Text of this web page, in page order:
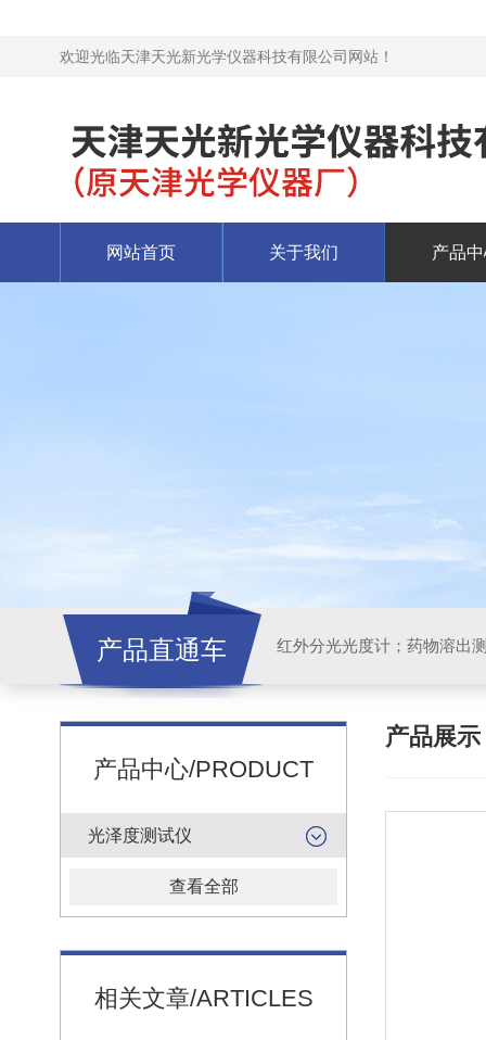
欢迎光临天津天光新光学仪器科技有限公司网站！
网站首页 关于我们 产品
产品直通车 红外分光光度计；药物溶出
产品中心/PRODUCT
光泽度测试仪
查看全部
相关文章/ARTICLES
产品展示